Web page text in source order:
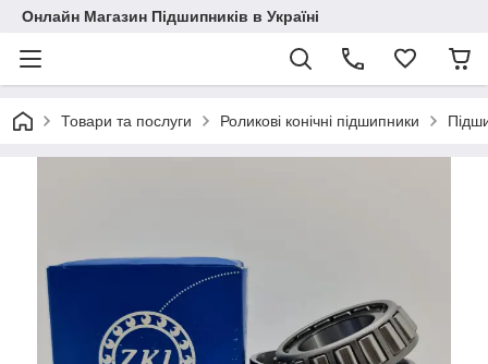
Онлайн Магазин Підшипників в Україні
Товари та послуги Роликові конічні підшипники